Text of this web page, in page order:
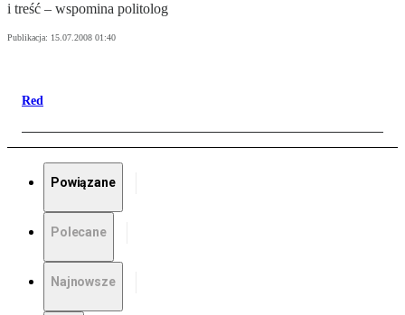
i treść – wspomina politolog
Publikacja: 15.07.2008 01:40
Red
Powiązane
Polecane
Najnowsze